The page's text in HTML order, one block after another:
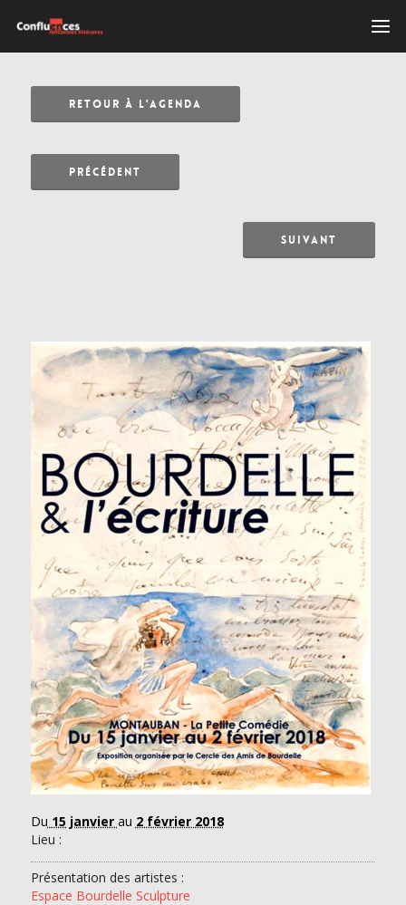
RETOUR À L'AGENDA
PRÉCÉDENT
SUIVANT
Du 15 janvier au 2 février 2018
Lieu :
Présentation des artistes :
Espace Bourdelle Sculpture